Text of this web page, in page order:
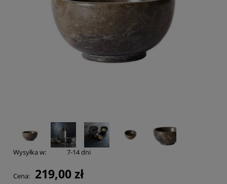
Wysyłka w: 7-14 dni
Cena: 219,00 zł